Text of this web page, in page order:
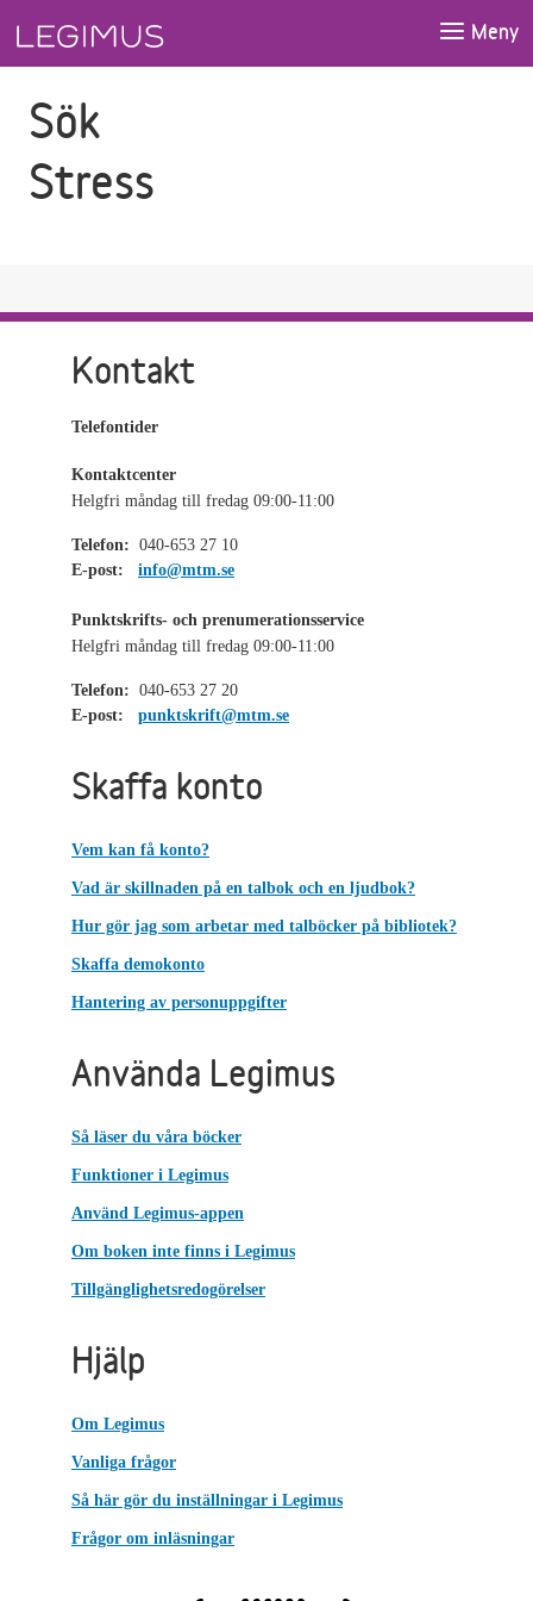
Meny
Sök
Stress
Kontakt
Telefontider
Kontaktcenter
Helgfri måndag till fredag 09:00-11:00
Telefon: 040-653 27 10
E-post:
info@mtm.se
Punktskrifts- och prenumerationsservice
Helgfri måndag till fredag 09:00-11:00
Telefon: 040-653 27 20
E-post:
punktskrift@mtm.se
Skaffa konto
Vem kan få konto?
Vad är skillnaden på en talbok och en ljudbok?
Hur gör jag som arbetar med talböcker på bibliotek?
Skaffa demokonto
Hantering av personuppgifter
Använda Legimus
Så läser du våra böcker
Funktioner i Legimus
Använd Legimus-appen
Om boken inte finns i Legimus
Tillgänglighetsredogörelser
Hjälp
Om Legimus
Vanliga frågor
Så här gör du inställningar i Legimus
Frågor om inläsningar